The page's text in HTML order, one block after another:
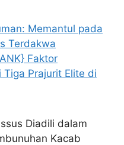
Diadili dalam
Kacab